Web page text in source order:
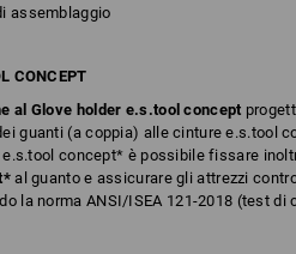
assemblaggio
CONCEPT
al Glove holder e.s.tool concept
guanti (a coppia) alle cinture e.s.tool
concept* è possibile fissare
al guanto e assicurare gli attrezzi
la norma ANSI/ISEA 121-2018 (test di